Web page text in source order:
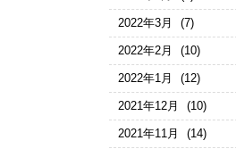
2022年3月 (7)
2022年2月 (10)
2022年1月 (12)
2021年12月 (10)
2021年11月 (14)